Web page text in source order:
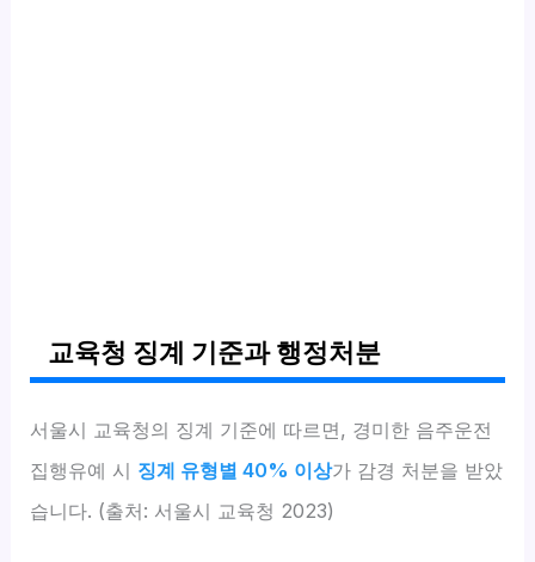
교육청 징계 기준과 행정처분
서울시 교육청의 징계 기준에 따르면, 경미한 음주운전
집행유예 시 징계 유형별 40% 이상가 감경 처분을 받았
습니다. (출처: 서울시 교육청 2023)